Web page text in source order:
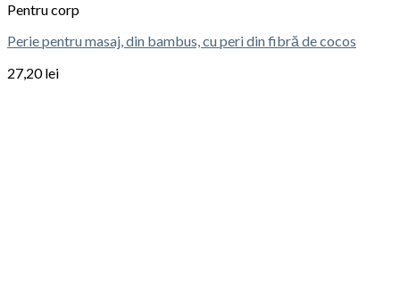
Pentru corp
Perie pentru masaj, din bambus, cu peri din fibră de cocos
27,20lei